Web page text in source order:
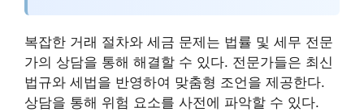
복잡한 거래 절차와 세금 문제는 법률 및 세무 전문
가의 상담을 통해 해결할 수 있다. 전문가들은 최신
법규와 세법을 반영하여 맞춤형 조언을 제공한다.
상담을 통해 위험 요소를 사전에 파악할 수 있다.